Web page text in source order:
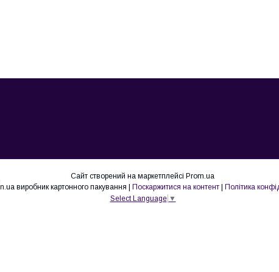
Сайт створений на маркетплейсі Prom.ua
Lovepak.in.ua виробник картонного пакування | Поскаржитися на контент | Політика
Select Language ▼